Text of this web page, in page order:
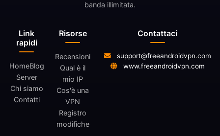
Link
rapidi
HomeBlog
Server
Chi siamo
Contatti
Risorse
Recensioni
Qual è il
mio IP
Cos'è una
VPN
Registro
modifiche
banda illimitata.
Contattaci
support@freeandroidvpn.com
www.freeandroidvpn.com